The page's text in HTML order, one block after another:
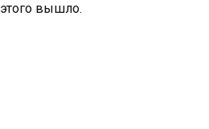
этого вышло.